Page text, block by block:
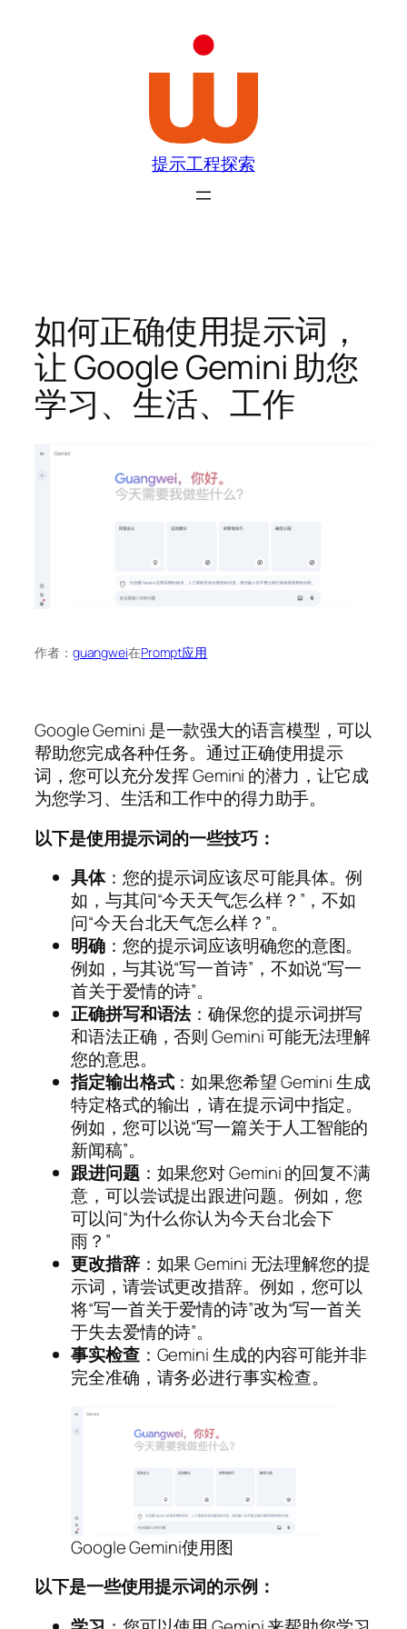
提示工程探索
如何正确使用提示词，
让 Google Gemini 助您
学习、生活、工作
作者： guangwei在Prompt应用
Google Gemini 是一款强大的语言模型，可以
帮助您完成各种任务。通过正确使用提示
词，您可以充分发挥 Gemini 的潜力，让它成
为您学习、生活和工作中的得力助手。
以下是使用提示词的一些技巧：
具体：您的提示词应该尽可能具体。例
如，与其问“今天天气怎么样？”，不如
问“今天台北天气怎么样？”。
明确：您的提示词应该明确您的意图。
例如，与其说“写一首诗”，不如说“写一
首关于爱情的诗”。
正确拼写和语法：确保您的提示词拼写
和语法正确，否则 Gemini 可能无法理解
您的意思。
指定输出格式：如果您希望 Gemini 生成
特定格式的输出，请在提示词中指定。
例如，您可以说“写一篇关于人工智能的
新闻稿”。
跟进问题：如果您对 Gemini 的回复不满
意，可以尝试提出跟进问题。例如，您
可以问“为什么你认为今天台北会下
雨？”
更改措辞：如果 Gemini 无法理解您的提
示词，请尝试更改措辞。例如，您可以
将“写一首关于爱情的诗”改为“写一首关
于失去爱情的诗”。
事实检查：Gemini 生成的内容可能并非
完全准确，请务必进行事实检查。
Google Gemini使用图
以下是一些使用提示词的示例：